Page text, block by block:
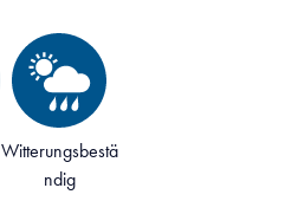
Witterungsbestä
ndig